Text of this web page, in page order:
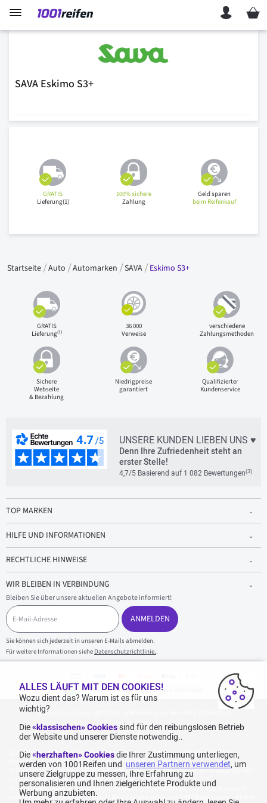
Mein
SAVA Eskimo S3+
GRATIS
Lieferung(1)
100% sichere
Zahlung
Geld sparen
beim Reifenkauf
Startseite Auto Automarken SAVA Eskimo S3+
GRATIS
Lieferung(1)
36 000
Verweise
verschiedene
Zahlungsmethoden
Sichere
Webseite
& Bezahlung
Niedrigpreise
garantiert
Qualifizierter
Kundenservice
UNSERE KUNDEN LIEBEN UNS ♥
Denn Ihre Zufriedenheit steht an
erster Stelle!
4,7/5 Basierend auf 1 082 Bewertungen(3)
TOP MARKEN
HILFE UND INFORMATIONEN
RECHTLICHE HINWEISE
WIR BLEIBEN IN VERBINDUNG
Bleiben Sie über unsere aktuellen Angebote informiert!
E
-
M
a
i
l
ANMELDEN
Sie können sich jederzeit in unseren E-Mails abmelden.
Für weitere Informationen siehe Datenschutzrichtlinie..
100 % sicherer Einkauf und sichere Zahlungen
1001reifen - Copyright 2026 - Alle Rechte vorbehalten 1001reifen
Kostenlose Lieferung: für jeden Einkauf mit einem Betrag von 70€ oder mehr (inkl.
MwSt.) (unter 70€ betragen die Versandkosten 7,90€ inkl. MwSt.).
Katalogpreise des Herstellers sind nicht rabattierbar. Dies spiegelt nicht die allgemein
auf dieser Webseite angegebenen Preise wider.
Aggregierte Bewertungen von Echte Bewertungen, erhoben am 23.02.2026, basierend
auf 939 Bewertungen in den letzten 12 Monaten und insgesamt 1.082 Bewertungen seit dem
ALLES LÄUFT MIT DEN COOKIES!
Wozu dient das? Warum ist es für uns
wichtig?
Die«klassischen» Cookiessind für den reibungslosen Betrieb
der Website und unserer Dienste notwendig..
Die«herzhaften» Cookies die Ihrer Zustimmung unterliegen,
werden von 1001Reifen und unseren Partnern verwendet, um
unsere Zielgruppe zu messen, Ihre Erfahrung zu
personalisieren und Ihnen zielgerichtete Produkte und
Werbung anzubieten.